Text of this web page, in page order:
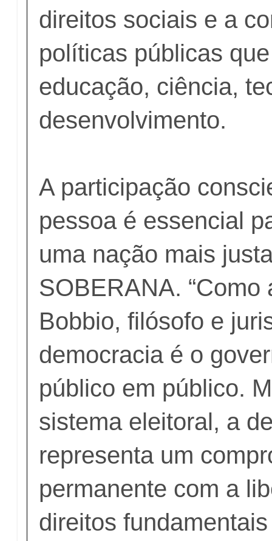
direitos sociais e a
políticas públicas
educação, ciência,
desenvolvimento.
A participação
pessoa é essencial
uma nação mais
SOBERANA. “Como
Bobbio, filósofo e
democracia é o
público em público.
sistema eleitoral, a
representa um
permanente com a
direitos